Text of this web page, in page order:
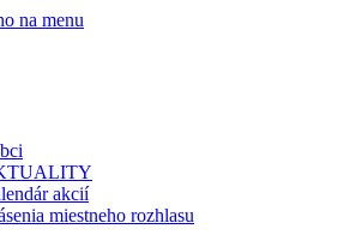
na menu
akcií
miestneho rozhlasu